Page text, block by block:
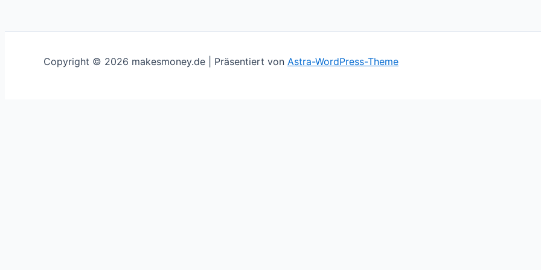
Copyright © 2026 makesmoney.de | Präsentiert von Astra-WordPress-Theme